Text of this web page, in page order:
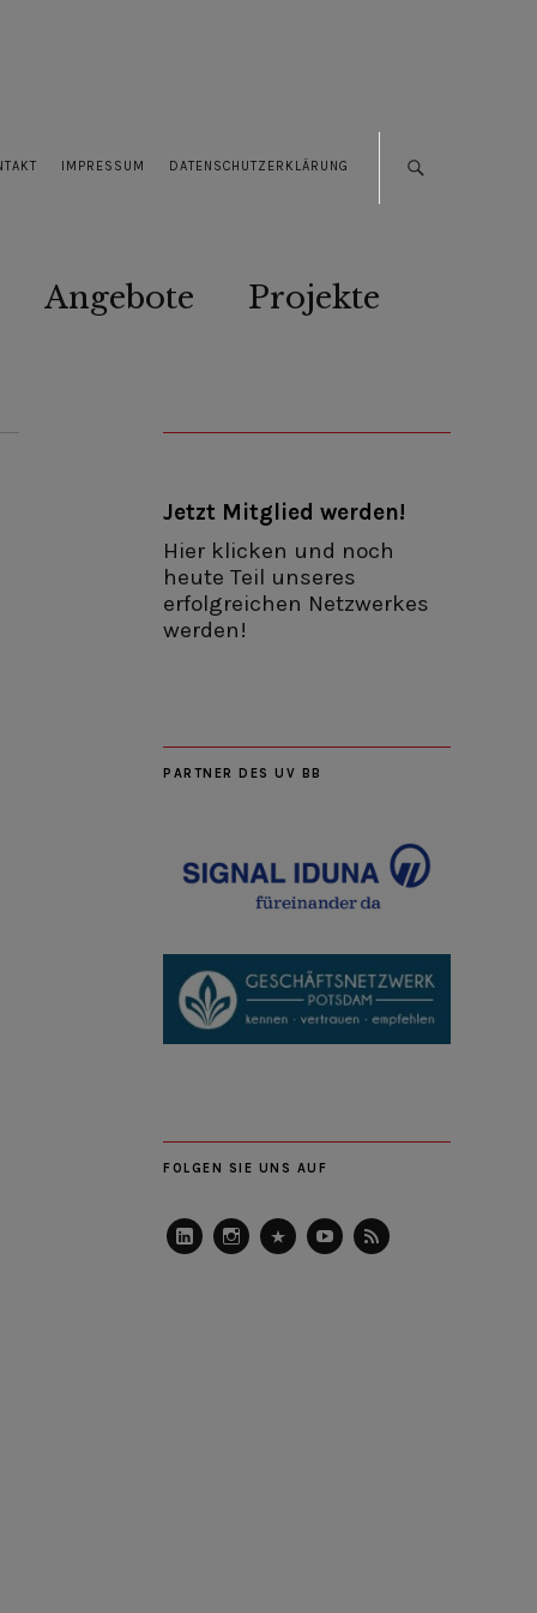
IMPRESSUM DATENSCHUTZERKLÄRUNG
Angebote Projekte
Jetzt Mitglied werden!
Hier klicken und noch
heute Teil unseres
erfolgreichen Netzwerkes
werden!
PARTNER DES UV BB
FOLGEN SIE UNS AUF